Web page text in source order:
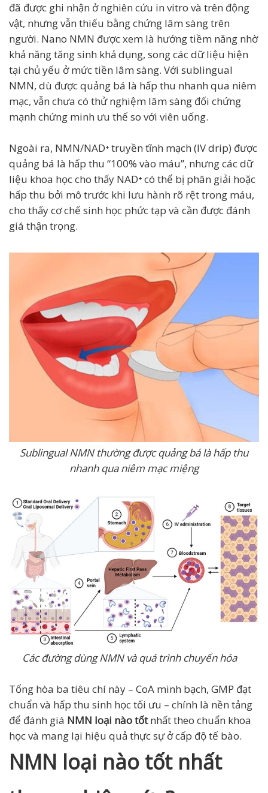
đã được ghi nhận ở nghiên cứu in vitro và trên động
vật, nhưng vẫn thiếu bằng chứng lâm sàng trên
người. Nano NMN được xem là hướng tiềm năng nhờ
khả năng tăng sinh khả dụng, song các dữ liệu hiện
tại chủ yếu ở mức tiền lâm sàng. Với sublingual
NMN, dù được quảng bá là hấp thu nhanh qua niêm
mạc, vẫn chưa có thử nghiệm lâm sàng đối chứng
mạnh chứng minh ưu thế so với viên uống.
Ngoài ra, NMN/NAD⁺ truyền tĩnh mạch (IV drip) được
quảng bá là hấp thu “100% vào máu”, nhưng các dữ
liệu khoa học cho thấy NAD⁺ có thể bị phân giải hoặc
hấp thu bởi mô trước khi lưu hành rõ rệt trong máu,
cho thấy cơ chế sinh học phức tạp và cần được đánh
giá thận trọng.
Sublingual NMN thường được quảng bá là hấp thu
nhanh qua niêm mạc miệng
Các đường dùng NMN và quá trình chuyển hóa
Tổng hòa ba tiêu chí này – CoA minh bạch, GMP đạt
chuẩn và hấp thu sinh học tối ưu – chính là nền tảng
để đánh giá NMN loại nào tốtnhất theo chuẩn khoa
học và mang lại hiệu quả thực sự ở cấp độ tế bào.
NMN loại nào tốt nhất